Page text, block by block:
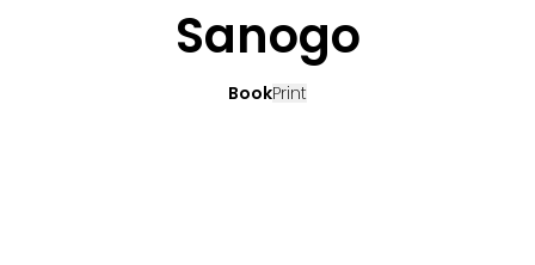
Sanogo
BookPrint